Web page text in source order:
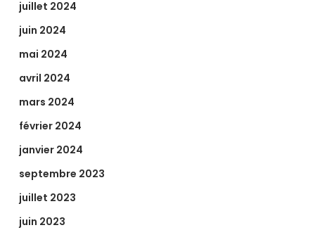
juillet 2024
juin 2024
mai 2024
avril 2024
mars 2024
février 2024
janvier 2024
septembre 2023
juillet 2023
juin 2023